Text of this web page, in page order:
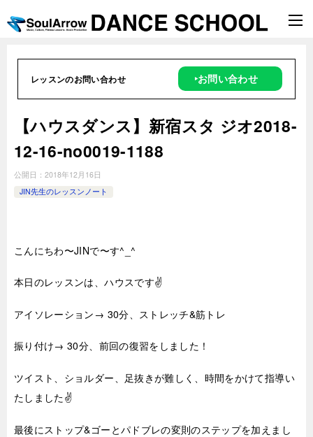
レッスンのお問い合わせ ‣お問い合わせ
【ハウスダンス】新宿スタ ジオ2018-
12-16-no0019-1188
公開日： 2018年12月16日
JIN先生のレッスンノート
こんにちわ〜JINで〜す^_^
本日のレッスンは、ハウスです✌️
アイソレーション→ 30分、ストレッチ&筋トレ
振り付け→ 30分、前回の復習をしました！
ツイスト、ショルダー、足抜きが難しく、時間をかけて指導い
たしました✌️
最後にストップ&ゴーとパドブレの変則のステップを加えまし